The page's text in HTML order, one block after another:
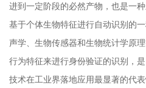
进到一定阶段的必然产物，也是一
基于个体生物特征进行自动识别的
声学、生物传感器和生物统计学原
行为特征来进行身份验证的识别，
技术在工业界落地应用最显著的代表